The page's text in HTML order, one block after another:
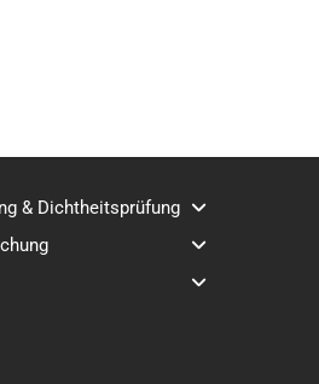
& Dichtheitsprüfung